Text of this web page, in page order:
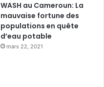
WASH au Cameroun: La
mauvaise fortune des
populations en quête
d’eau potable
mars 22, 2021